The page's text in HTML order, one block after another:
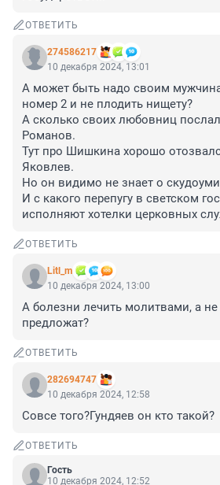
ОТВЕТИТЬ
274586217
10 декабря 2024, 13:01
А может быть надо своим
номер 2 и не плодить нищету?
А сколько своих любовниц послал
Романов.
Тут про Шишкина хорошо
Яковлев.
Но он видимо не знает о
И с какого перепугу в светском
исполняют хотелки церковных
ОТВЕТИТЬ
Litl_m
10 декабря 2024, 13:00
А болезни лечить молитвами, а
предложат?
ОТВЕТИТЬ
282694747
10 декабря 2024, 12:58
Совсе того?Гундяев он кто такой?
ОТВЕТИТЬ
Гость
10 декабря 2024, 12:52